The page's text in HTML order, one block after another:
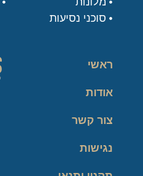
סוכני נסיעות
ראשי
אודות
צור קשר
נגישות